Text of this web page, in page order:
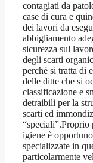
contagiati da
case di cura e
dei lavori da
abbigliamento
sicurezza sul
degli scarti
perché si tratta di
delle ditte che si
classificazione e
detraibili per la
scarti ed
igiene è
specializzate in
particolarmente